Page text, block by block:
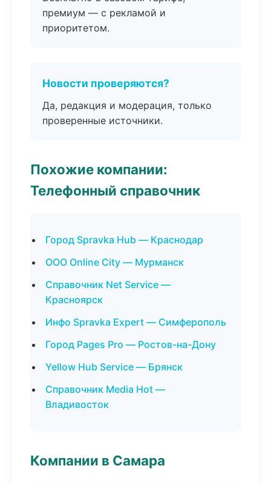
премиум — с рекламой и
приоритетом.
Новости проверяются?
Да, редакция и модерация, только
проверенные источники.
Похожие компании:
Телефонный справочник
Город Spravka Hub — Краснодар
ООО Online City — Мурманск
Справочник Net Service —
Красноярск
Инфо Spravka Expert — Симферополь
Город Pages Pro — Ростов-на-Дону
Yellow Hub Service — Брянск
Справочник Media Hot —
Владивосток
Компании в Самара